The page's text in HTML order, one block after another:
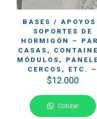
BASES /
SOPORTES DE
HORMIGÓN –
CASAS,
MÓDULOS,
CERCOS, ETC. –
$12.000
Cotizar